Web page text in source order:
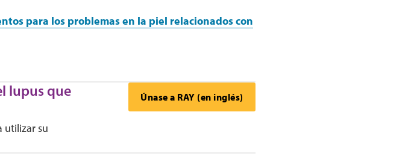
para los problemas en la piel relacionados con
lupus que
utilizar su
Únase a RAY (en inglés)